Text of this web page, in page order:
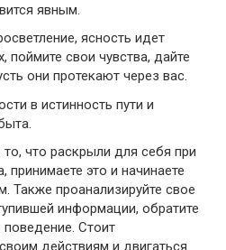
явным.
ясность идет
поймите свои чувства, дайте
они протекают через вас.
в истинность пути и
что раскрыли для себя при
это и начинаете
Также проанализируйте свое
информации, обратите
Стоит
действиям и двигаться